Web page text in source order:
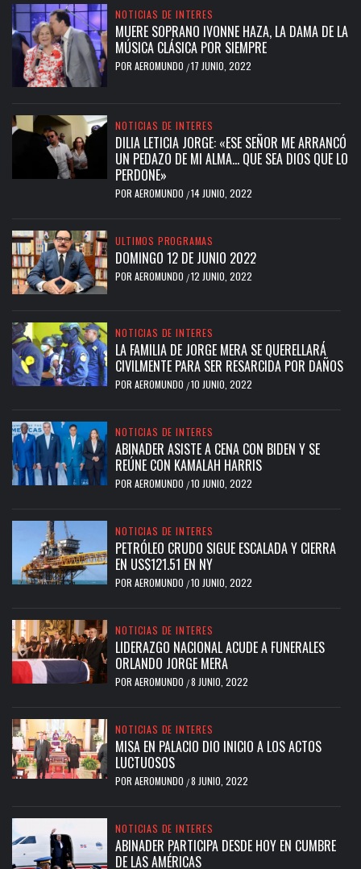
NOTICIAS DE INTERES
MUERE SOPRANO IVONNE HAZA, LA DAMA DE LA
MÚSICA CLÁSICA POR SIEMPRE
POR AEROMUNDO /17 JUNIO, 2022
NOTICIAS DE INTERES
DILIA LETICIA JORGE: «ESE SEÑOR ME ARRANCÓ
UN PEDAZO DE MI ALMA… QUE SEA DIOS QUE LO
PERDONE»
POR AEROMUNDO /14 JUNIO, 2022
ULTIMOS PROGRAMAS
DOMINGO 12 DE JUNIO 2022
POR AEROMUNDO /12 JUNIO, 2022
NOTICIAS DE INTERES
LA FAMILIA DE JORGE MERA SE QUERELLARÁ
CIVILMENTE PARA SER RESARCIDA POR DAÑOS
POR AEROMUNDO /10 JUNIO, 2022
NOTICIAS DE INTERES
ABINADER ASISTE A CENA CON BIDEN Y SE
REÚNE CON KAMALAH HARRIS
POR AEROMUNDO /10 JUNIO, 2022
NOTICIAS DE INTERES
PETRÓLEO CRUDO SIGUE ESCALADA Y CIERRA
EN US$121.51 EN NY
POR AEROMUNDO /10 JUNIO, 2022
NOTICIAS DE INTERES
LIDERAZGO NACIONAL ACUDE A FUNERALES
ORLANDO JORGE MERA
POR AEROMUNDO /8 JUNIO, 2022
NOTICIAS DE INTERES
MISA EN PALACIO DIO INICIO A LOS ACTOS
LUCTUOSOS
POR AEROMUNDO /8 JUNIO, 2022
NOTICIAS DE INTERES
ABINADER PARTICIPA DESDE HOY EN CUMBRE
DE LAS AMÉRICAS